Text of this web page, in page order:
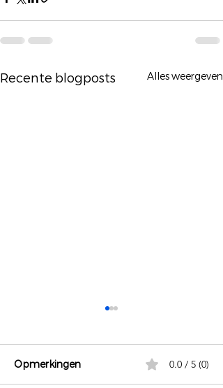
Recente blogposts Alles weergeven
Opmerkingen 0.0 / 5 (0)